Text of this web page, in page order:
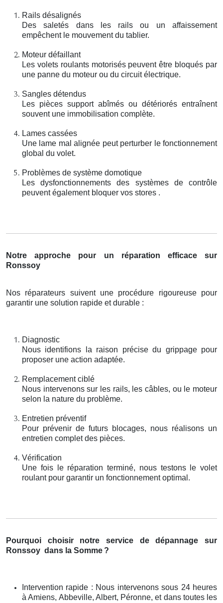
Rails désalignés
Des saletés dans les rails ou un affaissement
empêchent le mouvement du tablier.
Moteur défaillant
Les volets roulants motorisés peuvent être bloqués par
une panne du moteur ou du circuit électrique.
Sangles détendus
Les pièces support abîmés ou détériorés entraînent
souvent une immobilisation complète.
Lames cassées
Une lame mal alignée peut perturber le fonctionnement
global du volet.
Problèmes de système domotique
Les dysfonctionnements des systèmes de contrôle
peuvent également bloquer vos stores .
Notre approche pour un réparation efficace sur
Ronssoy
Nos réparateurs suivent une procédure rigoureuse pour
garantir une solution rapide et durable :
Diagnostic
Nous identifions la raison précise du grippage pour
proposer une action adaptée.
Remplacement ciblé
Nous intervenons sur les rails, les câbles, ou le moteur
selon la nature du problème.
Entretien préventif
Pour prévenir de futurs blocages, nous réalisons un
entretien complet des pièces.
Vérification
Une fois le réparation terminé, nous testons le volet
roulant pour garantir un fonctionnement optimal.
Pourquoi choisir notre service de dépannage sur
Ronssoy dans la Somme ?
Intervention rapide : Nous intervenons sous 24 heures
à Amiens, Abbeville, Albert, Péronne, et dans toutes les